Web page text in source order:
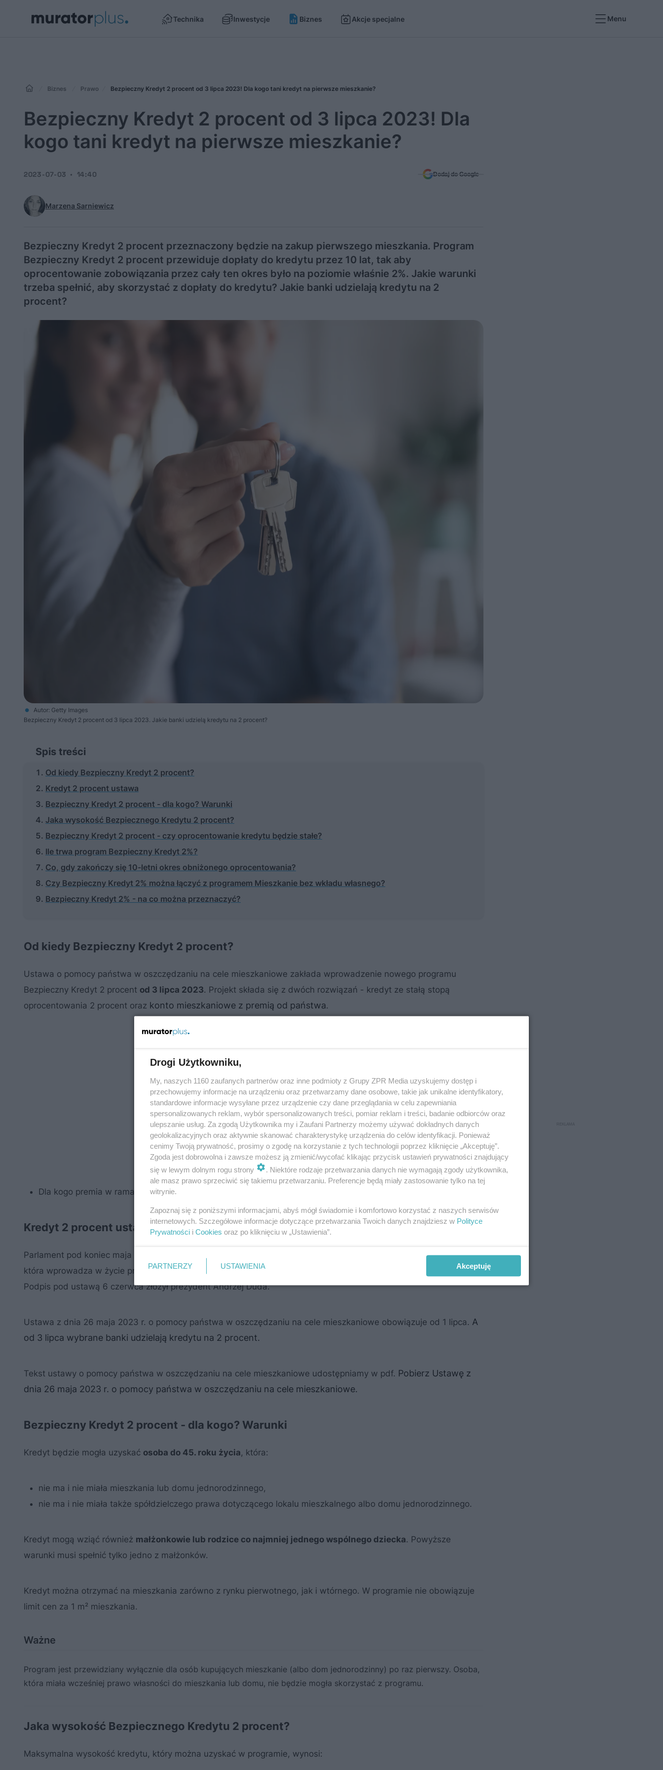
Technika Inwestycje Biznes Akcje specjalne Menu
Biznes Prawo Bezpieczny Kredyt 2 procent od 3 lipca 2023! Dla kogo tani kredyt na pierwsze mieszkanie?
Bezpieczny Kredyt 2 procent od 3 lipca 2023! Dla
kogo tani kredyt na pierwsze mieszkanie?
Marzena Sarniewicz
2023-07-03 14:40 Dodaj do Google
Bezpieczny Kredyt 2 procent przeznaczony będzie na zakup pierwszego mieszkania. Program
Bezpieczny Kredyt 2 procent przewiduje dopłaty do kredytu przez 10 lat, tak aby
oprocentowanie zobowiązania przez cały ten okres było na poziomie właśnie 2%. Jakie warunki
trzeba spełnić, aby skorzystać z dopłaty do kredytu? Jakie banki udzielają kredytu na 2
procent?
Autor: Getty Images
Bezpieczny Kredyt 2 procent od 3 lipca 2023. Jakie banki udzielą kredytu na 2 procent?
Spis treści
Od kiedy Bezpieczny Kredyt 2 procent?
Kredyt 2 procent ustawa
Bezpieczny Kredyt 2 procent - dla kogo? Warunki
Jaka wysokość Bezpiecznego Kredytu 2 procent?
Bezpieczny Kredyt 2 procent - czy oprocentowanie kredytu będzie stałe?
Ile trwa program Bezpieczny Kredyt 2%?
Co, gdy zakończy się 10-letni okres obniżonego oprocentowania?
Czy Bezpieczny Kredyt 2% można łączyć z programem Mieszkanie bez wkładu własnego?
Bezpieczny Kredyt 2% - na co można przeznaczyć?
Od kiedy Bezpieczny Kredyt 2 procent?
Ustawa o pomocy państwa w oszczędzaniu na cele mieszkaniowe zakłada wprowadzenie nowego programu
Bezpieczny Kredyt 2 procent od 3 lipca 2023. Projekt składa się z dwóch rozwiązań - kredyt ze stałą stopą
oprocentowania 2 procent oraz konto mieszkaniowe z premią od państwa.
Dla kogo premia w ramach programu Pierwsze Mieszkanie?
Kredyt 2 procent ustawa
Parlament pod koniec maja zakończył pracę nad ustawą o pomocy państwa w oszczędzaniu na cele mieszkaniowe,
która wprowadza w życie program Pierwsze Mieszkanie, którego jednym z filarów jest Bezpieczny Kredyt 2 procent
Podpis pod ustawą 6 czerwca złożył prezydent Andrzej Duda.
Ustawa z dnia 26 maja 2023 r. o pomocy państwa w oszczędzaniu na cele mieszkaniowe obowiązuje od 1 lipca. A
od 3 lipca wybrane banki udzielają kredytu na 2 procent.
Tekst ustawy o pomocy państwa w oszczędzaniu na cele mieszkaniowe udostępniamy w pdf. Pobierz Ustawę z
dnia 26 maja 2023 r. o pomocy państwa w oszczędzaniu na cele mieszkaniowe.
Bezpieczny Kredyt 2 procent - dla kogo? Warunki
Kredyt będzie mogła uzyskać osoba do 45. roku życia, która:
nie ma i nie miała mieszkania lub domu jednorodzinnego,
nie ma i nie miała także spółdzielczego prawa dotyczącego lokalu mieszkalnego albo domu jednorodzinnego.
Kredyt mogą wziąć również małżonkowie lub rodzice co najmniej jednego wspólnego dziecka. Powyższe
warunki musi spełnić tylko jedno z małżonków.
Kredyt można otrzymać na mieszkania zarówno z rynku pierwotnego, jak i wtórnego. W programie nie obowiązuje
limit cen za 1 m² mieszkania.
Ważne
Program jest przewidziany wyłącznie dla osób kupujących mieszkanie (albo dom jednorodzinny) po raz pierwszy. Osoba,
która miała wcześniej prawo własności do mieszkania lub domu, nie będzie mogła skorzystać z programu.
Jaka wysokość Bezpiecznego Kredytu 2 procent?
Maksymalna wysokość kredytu, który można uzyskać w programie, wynosi:
Drogi Użytkowniku,
My, naszych 1160 zaufanych partnerów oraz inne podmioty z Grupy ZPR Media uzyskujemy dostęp i
przechowujemy informacje na urządzeniu oraz przetwarzamy dane osobowe, takie jak unikalne identyfikatory,
standardowe informacje wysyłane przez urządzenie czy dane przeglądania w celu zapewniania
spersonalizowanych reklam, wybór spersonalizowanych treści, pomiar reklam i treści, badanie odbiorców oraz
ulepszanie usług. Za zgodą Użytkownika my i Zaufani Partnerzy możemy używać dokładnych danych
geolokalizacyjnych oraz aktywnie skanować charakterystykę urządzenia do celów identyfikacji. Ponieważ
cenimy Twoją prywatność, prosimy o zgodę na korzystanie z tych technologii poprzez kliknięcie „Akceptuję”.
Zgoda jest dobrowolna i zawsze możesz ją zmienić/wycofać klikając przycisk ustawień prywatności znajdujący
się w lewym dolnym rogu strony
. Niektóre rodzaje przetwarzania danych nie wymagają zgody użytkownika,
ale masz prawo sprzeciwić się takiemu przetwarzaniu. Preferencje będą miały zastosowanie tylko na tej
witrynie.
Zapoznaj się z poniższymi informacjami, abyś mógł świadomie i komfortowo korzystać z naszych serwisów
internetowych. Szczegółowe informacje dotyczące przetwarzania Twoich danych znajdziesz w Polityce
Prywatności i Cookies oraz po kliknięciu w „Ustawienia”.
PARTNERZY USTAWIENIA Akceptuję